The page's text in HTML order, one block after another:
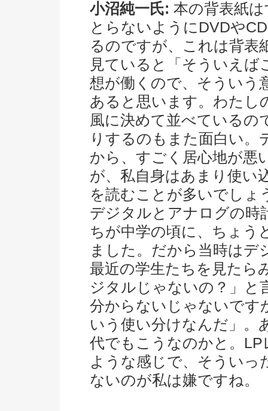
小沼純一氏: 本の背表紙
とらないようにDVDや
るのですが、これは背表
見ていると「そういえ
想が働くので、そういう
あると思います。わたし
風に決めて並べているの
りするのもまた面白い
から、すごく居心地が悪
が、私自身はあまり使い
を読むことが多いでしょ
デジタルとアナログの時
ちが中学の頃に、ちょう
ました。だから当時はデ
最近の学生たちを見たら
ジタルじゃないの？」と
分からないじゃないです
いう使い分けなんだ」。
代でもこうなのかと。
ような感じで、そういっ
ないのが私は嫌ですね。